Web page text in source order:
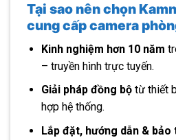
Tại sao nên chọn
cung cấp camera
Kinh nghiệm hơn 10 năm
– truyền hình trực tuyến.
Giải pháp đồng bộtừ thiết
hợp hệ thống.
Lắp đặt, hướng dẫn & bảo